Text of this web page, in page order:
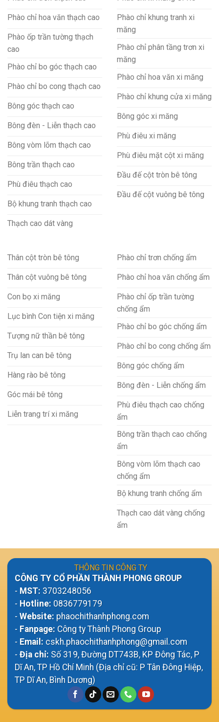
Phào chỉ hoa văn thạch cao
Phào ốp trần tường thạch
cao
Phào chỉ bo góc thạch cao
Phào chỉ bo cong thạch cao
Bông góc thạch cao
Bông đèn - Liễn thạch cao
Bông vòm lõm thạch cao
Bông trần thạch cao
Phù điêu thạch cao
Bộ khung tranh thạch cao
Thạch cao dát vàng
Phào chỉ khung tranh xi
măng
Phào chỉ phân tầng trơn xi
măng
Phào chỉ hoa văn xi măng
Phào chỉ khung cửa xi măng
Bông góc xi măng
Phù điêu xi măng
Phù điêu mặt cột xi măng
Đầu đế cột tròn bê tông
Đầu đế cột vuông bê tông
Thân cột tròn bê tông
Thân cột vuông bê tông
Con bọ xi măng
Lục bình Con tiện xi măng
Tượng nữ thần bê tông
Trụ lan can bê tông
Hàng rào bê tông
Góc mái bê tông
Liễn trang trí xi măng
Phào chỉ trơn chống ẩm
Phào chỉ hoa văn chống ẩm
Phào chỉ ốp trần tường
chống ẩm
Phào chỉ bo góc chống ẩm
Phào chỉ bo cong chống ẩm
Bông góc chống ẩm
Bông đèn - Liễn chống ẩm
Phù điêu thạch cao chống
ẩm
Bông trần thạch cao chống
ẩm
Bông vòm lõm thạch cao
chống ẩm
Bộ khung tranh chống ẩm
Thạch cao dát vàng chống
ẩm
THÔNG TIN CÔNG TY
CÔNG TY CỔ PHẦN THÀNH PHONG GROUP
- MST: 3703248056
- Hotline: 0836779179
- Website: phaochithanhphong.com
- Fanpage: Công ty Thành Phong Group
- Email: cskh.phaochithanhphong@gmail.com
- Địa chỉ: Số 319, Đường DT743B, KP Đông Tác, P
Dĩ An, TP Hồ Chí Minh (Địa chỉ cũ: P Tân Đông Hiệp,
TP Dĩ An, Bình Dương)